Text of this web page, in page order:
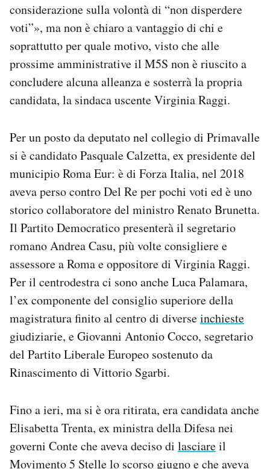
considerazione sulla volontà di “non disperdere
voti”», ma non è chiaro a vantaggio di chi e
soprattutto per quale motivo, visto che alle
prossime amministrative il M5S non è riuscito a
concludere alcuna alleanza e sosterrà la propria
candidata, la sindaca uscente Virginia Raggi.
Per un posto da deputato nel collegio di Primavalle
si è candidato Pasquale Calzetta, ex presidente del
municipio Roma Eur: è di Forza Italia, nel 2018
aveva perso contro Del Re per pochi voti ed è uno
storico collaboratore del ministro Renato Brunetta.
Il Partito Democratico presenterà il segretario
romano Andrea Casu, più volte consigliere e
assessore a Roma e oppositore di Virginia Raggi.
Per il centrodestra ci sono anche Luca Palamara,
l’ex componente del consiglio superiore della
magistratura finito al centro di diverseinchieste
giudiziarie, e Giovanni Antonio Cocco, segretario
del Partito Liberale Europeo sostenuto da
Rinascimento di Vittorio Sgarbi.
Fino a ieri, ma si è ora ritirata, era candidata anche
Elisabetta Trenta, ex ministra della Difesa nei
governi Conte che aveva deciso di lasciareil
Movimento 5 Stelle lo scorso giugno e che aveva